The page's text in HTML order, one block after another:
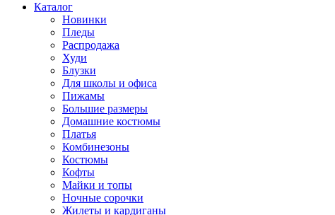
Каталог
Новинки
Пледы
Распродажа
Худи
Блузки
Для школы и офиса
Пижамы
Большие размеры
Домашние костюмы
Платья
Комбинезоны
Костюмы
Кофты
Майки и топы
Ночные сорочки
Жилеты и кардиганы